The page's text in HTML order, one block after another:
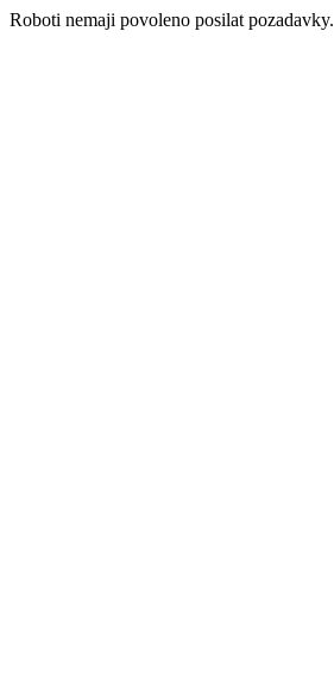
Roboti nemaji povoleno posilat pozadavky.